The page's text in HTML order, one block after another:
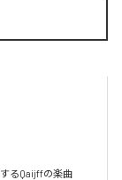
るQaijffの楽曲